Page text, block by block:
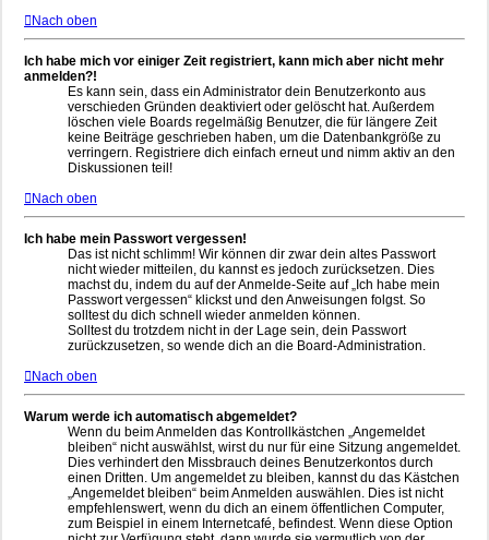
Nach oben
Ich habe mich vor einiger Zeit registriert, kann mich aber nicht mehr
anmelden?!
Es kann sein, dass ein Administrator dein Benutzerkonto aus
verschieden Gründen deaktiviert oder gelöscht hat. Außerdem
löschen viele Boards regelmäßig Benutzer, die für längere Zeit
keine Beiträge geschrieben haben, um die Datenbankgröße zu
verringern. Registriere dich einfach erneut und nimm aktiv an den
Diskussionen teil!
Nach oben
Ich habe mein Passwort vergessen!
Das ist nicht schlimm! Wir können dir zwar dein altes Passwort
nicht wieder mitteilen, du kannst es jedoch zurücksetzen. Dies
machst du, indem du auf der Anmelde-Seite auf „Ich habe mein
Passwort vergessen“ klickst und den Anweisungen folgst. So
solltest du dich schnell wieder anmelden können.
Solltest du trotzdem nicht in der Lage sein, dein Passwort
zurückzusetzen, so wende dich an die Board-Administration.
Nach oben
Warum werde ich automatisch abgemeldet?
Wenn du beim Anmelden das Kontrollkästchen „Angemeldet
bleiben“ nicht auswählst, wirst du nur für eine Sitzung angemeldet.
Dies verhindert den Missbrauch deines Benutzerkontos durch
einen Dritten. Um angemeldet zu bleiben, kannst du das Kästchen
„Angemeldet bleiben“ beim Anmelden auswählen. Dies ist nicht
empfehlenswert, wenn du dich an einem öffentlichen Computer,
zum Beispiel in einem Internetcafé, befindest. Wenn diese Option